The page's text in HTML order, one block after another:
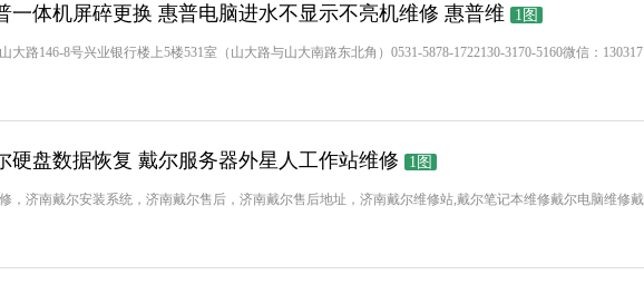
一体机屏碎更换 惠普电脑进水不显示不亮机维修 惠普维 1图
大路146-8号兴业银行楼上5楼531室（山大路与山大南路东北角）0531-5878-1722130-3170-5160微信：130317
硬盘数据恢复 戴尔服务器外星人工作站维修 1图
，济南戴尔安装系统，济南戴尔售后，济南戴尔售后地址，济南戴尔维修站,戴尔笔记本维修戴尔电脑维修戴